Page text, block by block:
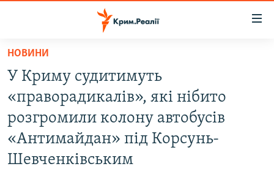
Перейти
основного
матеріалу
Перейти
до
основної
навігації
ВОДА.КРИМ
ВІДЕО ТА ФОТО
ПОЛІТИКА
БЛОГИ
НОВИНИ
У Криму судитимуть
«праворадикалів», які нібито
розгромили колону автобусів
«Антимайдан» під Корсунь-
Шевченківським